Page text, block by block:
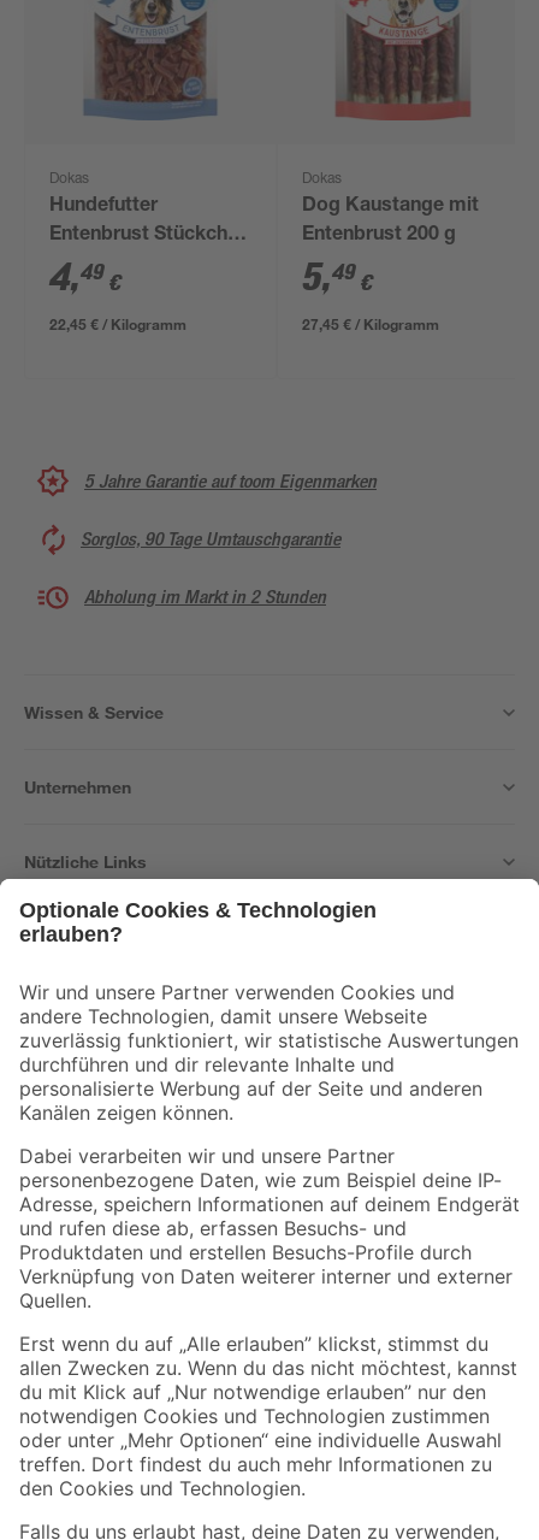
Dokas
Hundefutter
Entenbrust Stückchen
200 g
4,49 €
22,45 € / Kilogramm
Dokas
Dog Kaustange mit
Entenbrust 200 g
5,49 €
27,45 € / Kilogramm
5 Jahre Garantie auf toom Eigenmarken
Sorglos, 90 Tage Umtauschgarantie
Abholung im Markt in 2 Stunden
Wissen & Service
Unternehmen
Nützliche Links
Der toom Newsletter: Keine Angebote und Aktionen mehr verpassen!
Zur Newsletter Anmeldung
Folge uns
Zahlungsarten Versandarten
Sicher einkaufen
Jetzt die toom-App herunterladen